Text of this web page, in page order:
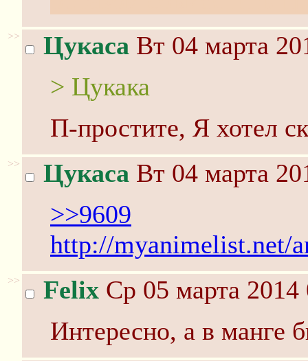
>> Цукаса Вт 04 марта
> Цукака
П-простите, Я хотел
>> Цукаса Вт 04 марта
>>9609
http://myanimelist.net/
>> Felix Ср 05 марта 2014
Интересно, а в манге